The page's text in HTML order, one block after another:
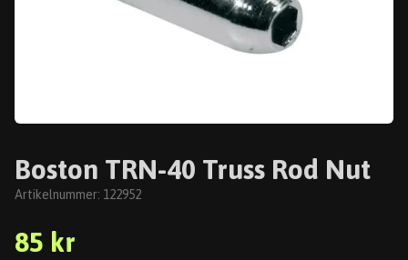
Boston TRN-40 Truss Rod Nut
Artikelnummer: 122952
85 kr